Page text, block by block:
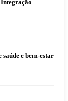
e bem-estar